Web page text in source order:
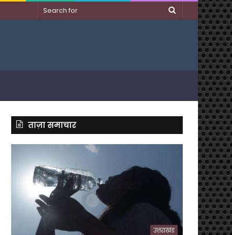
Search
ताज़ा समाचार
उत्तराखंड